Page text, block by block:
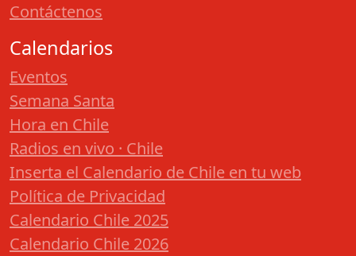
Contáctenos
Calendarios
Eventos
Semana Santa
Hora en Chile
Radios en vivo · Chile
Inserta el Calendario de Chile en tu web
Política de Privacidad
Calendario Chile 2025
Calendario Chile 2026